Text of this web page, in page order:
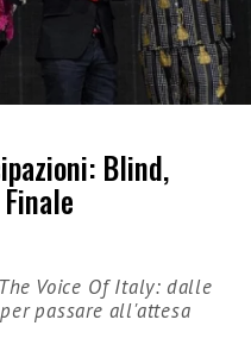
Blind,
Voice Of Italy: dalle
passare all'attesa